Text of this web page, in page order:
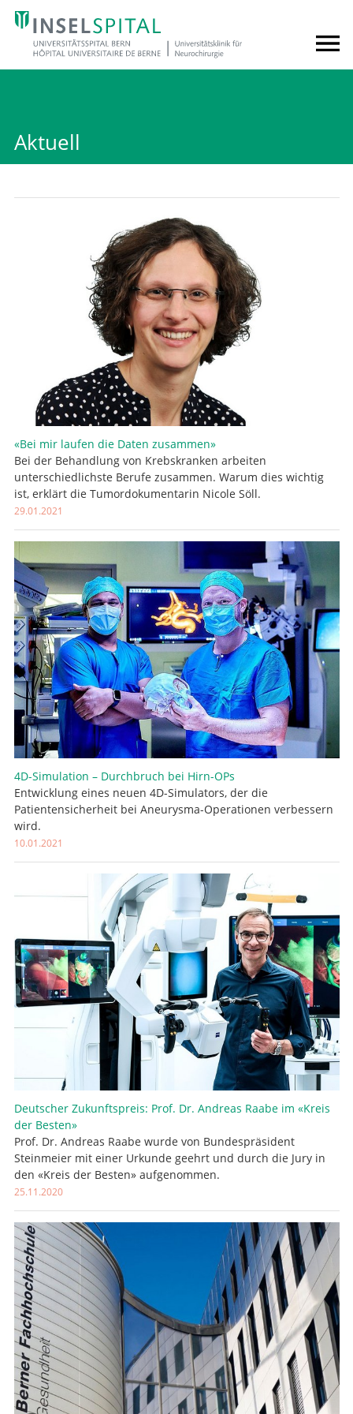
Aktuell
«Bei mir laufen die Daten zusammen»
Bei der Behandlung von Krebskranken arbeiten
unterschiedlichste Berufe zusammen. Warum dies wichtig
ist, erklärt die Tumordokumentarin Nicole Söll.
29.01.2021
4D-Simulation – Durchbruch bei Hirn-OPs
Entwicklung eines neuen 4D-Simulators, der die
Patientensicherheit bei Aneurysma-Operationen verbessern
wird.
10.01.2021
Deutscher Zukunftspreis: Prof. Dr. Andreas Raabe im «Kreis
der Besten»
Prof. Dr. Andreas Raabe wurde von Bundespräsident
Steinmeier mit einer Urkunde geehrt und durch die Jury in
den «Kreis der Besten» aufgenommen.
25.11.2020